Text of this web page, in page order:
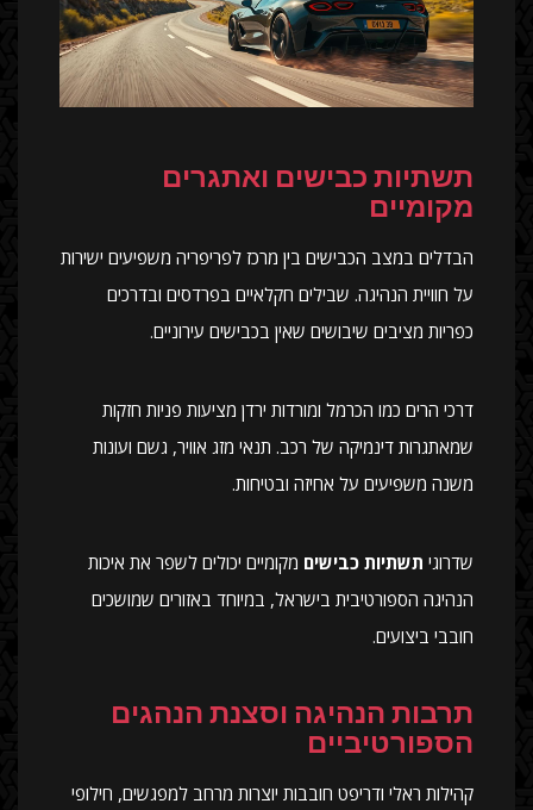
תשתיות כבישים ואתגרים
מקומיים
הבדלים במצב הכבישים בין מרכז לפריפריה משפיעים ישירות
על חוויית הנהיגה. שבילים חקלאיים בפרדסים ובדרכים
כפריות מציבים שיבושים שאין בכבישים עירוניים.
דרכי הרים כמו הכרמל ומורדות ירדן מציעות פניות חזקות
שמאתגרות דינמיקה של רכב. תנאי מזג אוויר, גשם ועונות
משנה משפיעים על אחיזה ובטיחות.
שדרוגי תשתיות כבישים מקומיים יכולים לשפר את איכות
הנהיגה הספורטיבית בישראל, במיוחד באזורים שמושכים
חובבי ביצועים.
תרבות הנהיגה וסצנת הנהגים
הספורטיביים
קהילות ראלי ודריפט חובבות יוצרות מרחב למפגשים, חילופי